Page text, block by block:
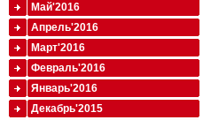
Май'2016
Апрель'2016
Март'2016
Февраль'2016
Январь'2016
Декабрь'2015